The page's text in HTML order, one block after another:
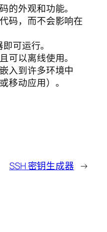
的外观和功能。
码，而不会影响在
可运行。
可以离线使用。
入到许多环境中
移动应用）。
SSH 密钥生成器 →